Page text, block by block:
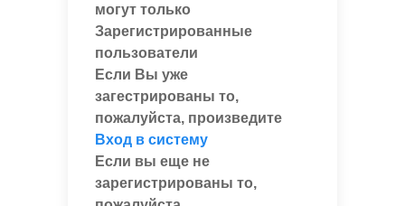
могут только
Зарегистрированные
пользователи
Если Вы уже
загестрированы то,
пожалуйста, произведите
Вход в систему
Если вы еще не
зарегистрированы то,